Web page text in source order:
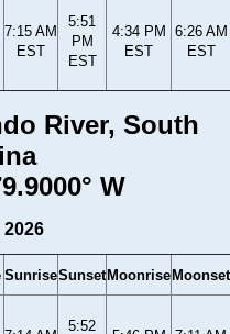
7:15 AM
EST
5:51
PM
EST
4:34 PM
EST
6:26 AM
EST
River, South
W
2026
SunriseSunset Moonrise Moonset
5:52